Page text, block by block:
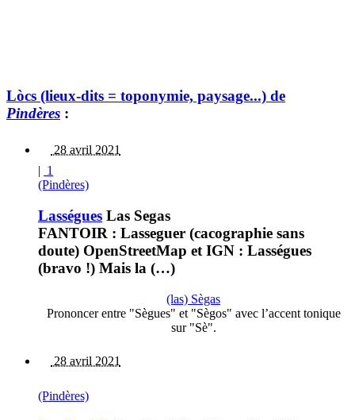
Lòcs (lieux-dits = toponymie, paysage...) de
Pindères :
28 avril 2021
1
(Pindères)
Lasségues Las Segas
FANTOIR : Lasseguer (cacographie sans
doute) OpenStreetMap et IGN : Lasségues
(bravo !) Mais la (…)
(las) Sègas
Prononcer entre "Sègues" et "Sègos" avec l’accent tonique
sur "Sè".
28 avril 2021
(Pindères)